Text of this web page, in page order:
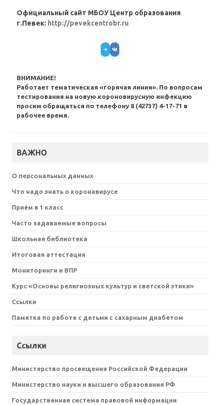
Официальный сайт МБОУ Центр образования
г.Певек: http://pevekcentrobr.ru
Telegram
VK
ВНИМАНИЕ!
Работает тематическая «горячая линия». По вопросам
тестирования на новую короновирусную инфекцию
просим обращаться по телефону 8 (42737) 4-17-71 в
рабочее время.
ВАЖНО
О персональных данных
Что надо знать о коронавирусе
Приём в 1 класс
Часто задаваемые вопросы
Школьная библиотека
Итоговая аттестация
Мониторинги и ВПР
Курс «Основы религиозных культур и светской этики»
Ссылки
Памятка по работе с детьми с сахарным диабетом
Ссылки
Министерство просвещения Российской Федерации
Министерство науки и высшего образования РФ
Государственная система правовой информации